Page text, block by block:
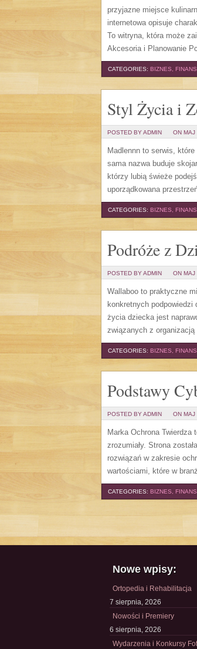
przyjazne miejsce
internetowa opisuje
To witryna, która może
Akcesoria i Planowanie
CATEGORIES: BIZNES,
Styl Życia i
POSTED BY ADMIN ON MAJ
Madlennn to serwis,
sama nazwa buduje
którzy lubią świeże
uporządkowana
CATEGORIES: BIZNES,
Podróże z
POSTED BY ADMIN ON MAJ
Wallaboo to praktyczne
konkretnych
życia dziecka jest
związanych z organizacją
CATEGORIES: BIZNES,
Podstawy
POSTED BY ADMIN ON MAJ
Marka Ochrona
zrozumiały. Strona
rozwiązań w zakresie
wartościami, które w
CATEGORIES: BIZNES,
Nowe wpisy:
Ortopedia i Rehabilitacja
7 sierpnia, 2026
Nowości i Premiery
6 sierpnia, 2026
Wydarzenia i Konkursy